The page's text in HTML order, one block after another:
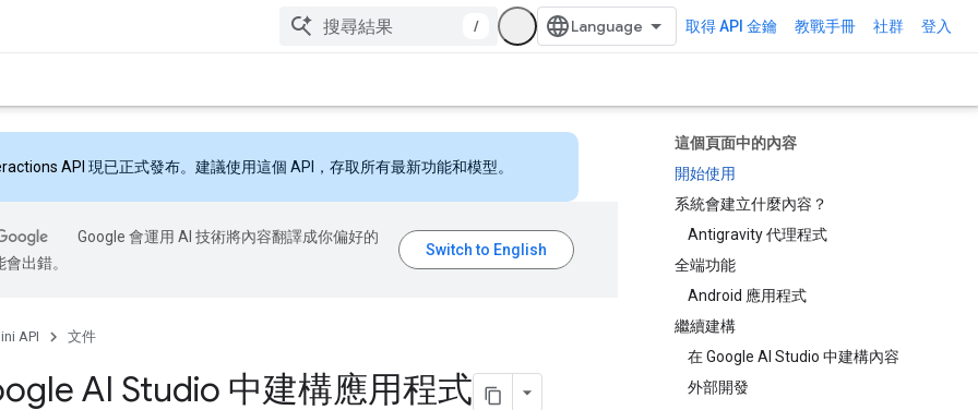
/ 取得 API 金鑰 教戰手冊 社群 登入
這個頁面中的內容
開始使用
系統會建立什麼內容？
Antigravity 代理程式
全端功能
Android 應用程式
繼續建構
在 Google AI Studio 中建構內容
外部開發
API 現已正式發布。建議使用這個 API，存取所有最新功能和模型。
Google 會運用 AI 技術將內容翻譯成你偏好的
出錯。
API 文件
AI Studio 中建構應用程式